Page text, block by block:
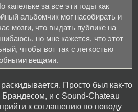
капельке за все эти годы как
альбомчик мог насобирать и
мозги, что выдать публике на
но мне кажется, что этот
чтобы вот так с легкостью
вещами.
Просто был как-то
Брандесом, и с Sound-Chateau
к соглашению по поводу